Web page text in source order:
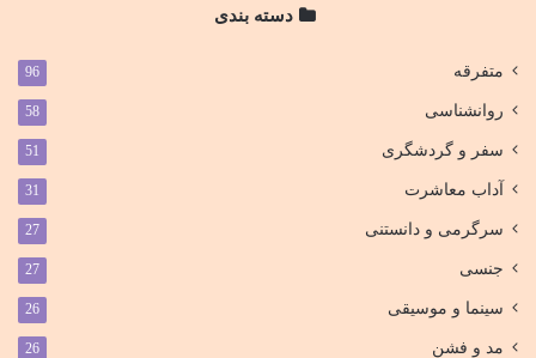
دسته بندی
متفرقه 96
روانشناسی 58
سفر و گردشگری 51
آداب معاشرت 31
سرگرمی و دانستنی 27
جنسی 27
سینما و موسیقی 26
مد و فشن 26